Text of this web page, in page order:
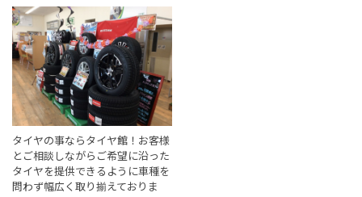
タイヤの事ならタイヤ館！お客様
とご相談しながらご希望に沿った
タイヤを提供できるように車種を
問わず幅広く取り揃えておりま